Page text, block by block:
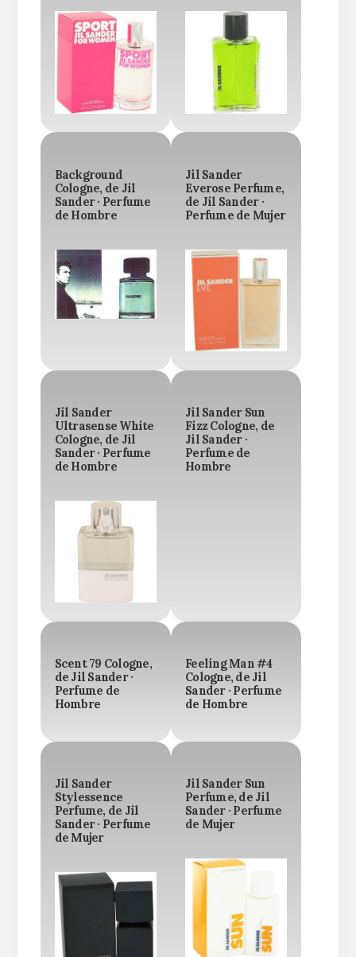
Background
Cologne, de Jil
Sander · Perfume
de Hombre
Jil Sander
Everose Perfume,
de Jil Sander ·
Perfume de Mujer
Jil Sander
Ultrasense White
Cologne, de Jil
Sander · Perfume
de Hombre
Jil Sander Sun
Fizz Cologne, de
Jil Sander ·
Perfume de
Hombre
Scent 79 Cologne,
de Jil Sander ·
Perfume de
Hombre
Feeling Man #4
Cologne, de Jil
Sander · Perfume
de Hombre
Jil Sander
Stylessence
Perfume, de Jil
Sander · Perfume
de Mujer
Jil Sander Sun
Perfume, de Jil
Sander · Perfume
de Mujer